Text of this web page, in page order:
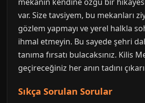
var. Size tavsiyem, bu mekanları
gözlem yapmayı ve yerel halkla
ihmal etmeyin. Bu sayede şehri
tanıma fırsatı bulacaksınız. Kilis
geçireceğiniz her anın tadını
Sıkça Sorulan Sorular